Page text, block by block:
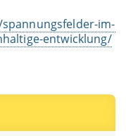
im-
entwicklung/